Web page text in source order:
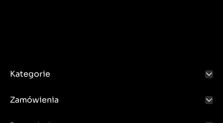
Kategorie
Zamówienia